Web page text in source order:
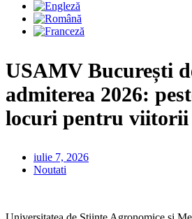
USAMV București
admiterea 2026:
locuri pentru viitorii
iulie 7, 2026
Noutati